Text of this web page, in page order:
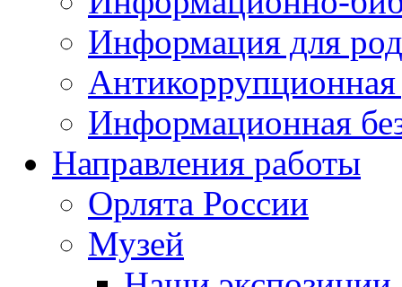
Информация для
Антикоррупционная
Информационная
Направления работы
Орлята России
Музей